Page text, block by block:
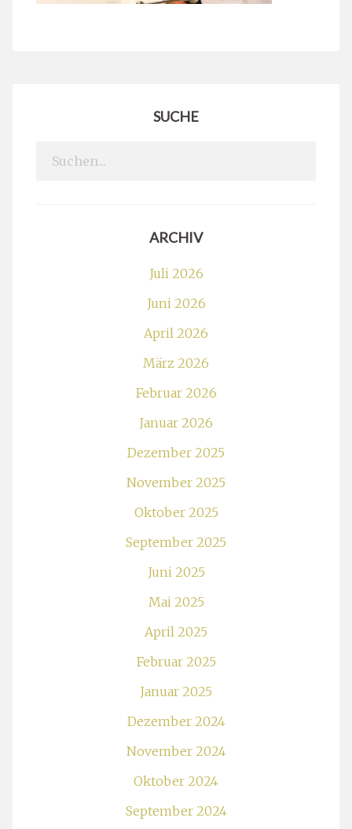
SUCHE
Search
ARCHIV
Juli 2026
Juni 2026
April 2026
März 2026
Februar 2026
Januar 2026
Dezember 2025
November 2025
Oktober 2025
September 2025
Juni 2025
Mai 2025
April 2025
Februar 2025
Januar 2025
Dezember 2024
November 2024
Oktober 2024
September 2024